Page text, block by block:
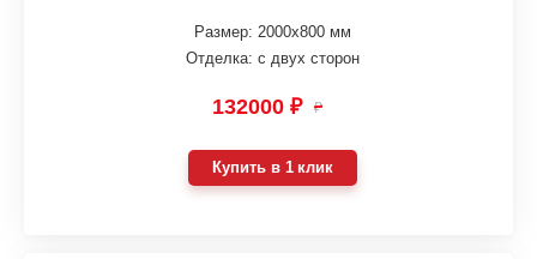
Размер: 2000х800 мм
Отделка: с двух сторон
132000 ₽ ₽
Купить в 1 клик